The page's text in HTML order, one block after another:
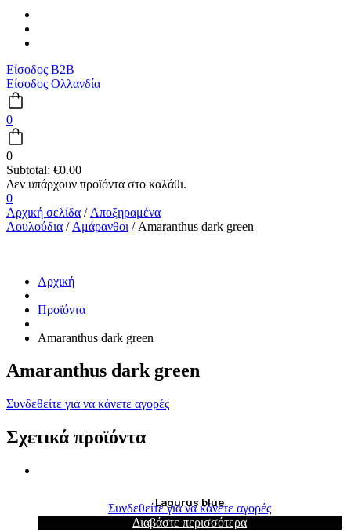
Είσοδος B2B
Είσοδος Ολλανδία
0
0
Subtotal: €0.00
0
Αρχική σελίδα / Αποξηραμένα
Λουλούδια / Αμάρανθοι / Amaranthus dark green
Αρχική
Προϊόντα
Amaranthus dark green
Amaranthus dark green
Συνδεθείτε για να κάνετε αγορές
Σχετικά προϊόντα
Lagurus blue
Συνδεθείτε για να κάνετε αγορές
Διαβάστε περισσότερα